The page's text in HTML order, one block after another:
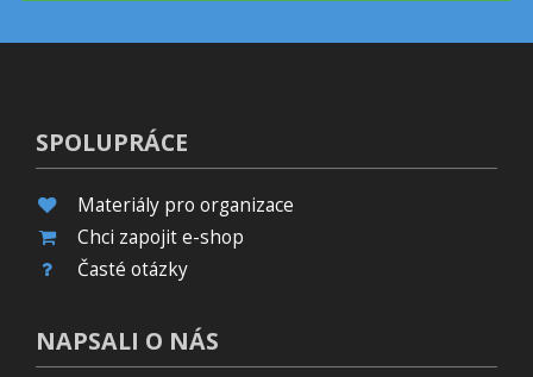
SPOLUPRÁCE
Materiály pro organizace
Chci zapojit e-shop
Časté otázky
NAPSALI O NÁS